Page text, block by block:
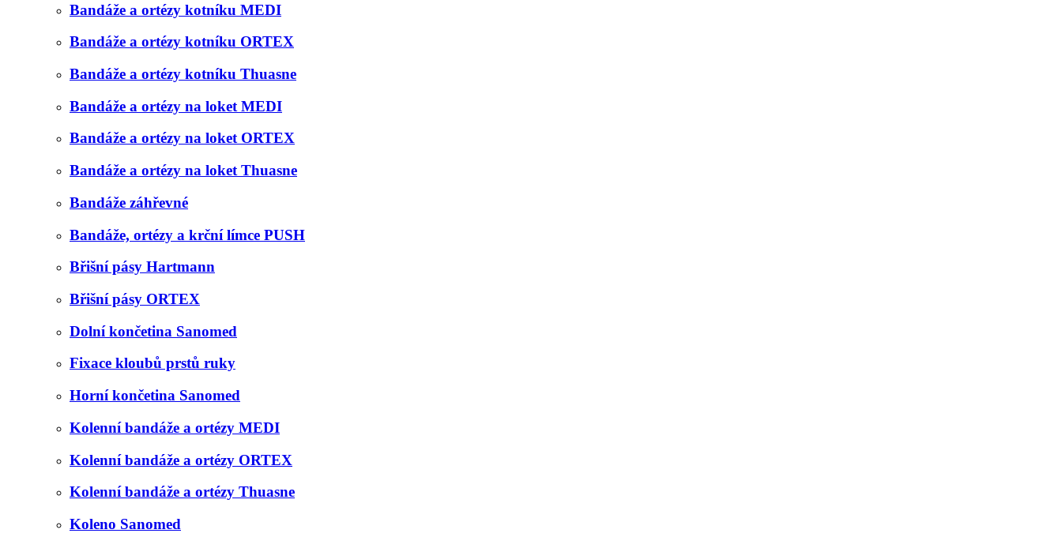
Bandáže a ortézy kotníku MEDI
Bandáže a ortézy kotníku ORTEX
Bandáže a ortézy kotníku Thuasne
Bandáže a ortézy na loket MEDI
Bandáže a ortézy na loket ORTEX
Bandáže a ortézy na loket Thuasne
Bandáže záhřevné
Bandáže, ortézy a krční límce PUSH
Břišní pásy Hartmann
Břišní pásy ORTEX
Dolní končetina Sanomed
Fixace kloubů prstů ruky
Horní končetina Sanomed
Kolenní bandáže a ortézy MEDI
Kolenní bandáže a ortézy ORTEX
Kolenní bandáže a ortézy Thuasne
Koleno Sanomed